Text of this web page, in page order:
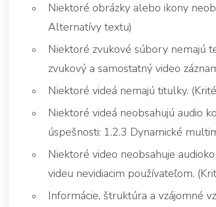
Niektoré obrázky alebo ikony
Alternatívy textu)
Niektoré zvukové súbory nemajú
zvukový a samostatný video
Niektoré videá nemajú titulky.
Niektoré videá neobsahujú audio
úspešnosti: 1.2.3 Dynamické
Niektoré video neobsahuje
videu nevidiacim používateľom.
Informácie, štruktúra a vzájomné